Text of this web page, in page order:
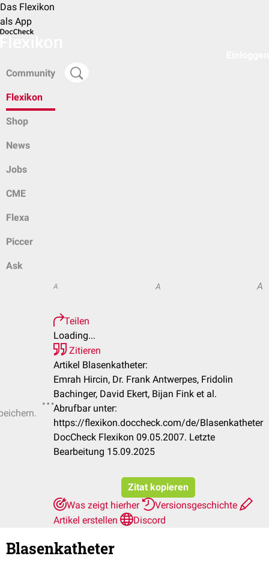
Das Flexikon
als App
Community
Flexikon
Shop
News
Jobs
CME
Flexa
Piccer
Ask
A A A
Teilen
Loading...
Zitieren
Artikel Blasenkatheter:
Emrah Hircin, Dr. Frank Antwerpes, Fridolin
Bachinger, David Ekert, Bijan Fink et al.
Abrufbar unter:
https://flexikon.doccheck.com/de/Blasenkatheter
DocCheck Flexikon 09.05.2007. Letzte
Bearbeitung 15.09.2025
Zitat kopieren
Was zeigt hierher
Versionsgeschichte
Artikel erstellen
Discord
Blasenkatheter